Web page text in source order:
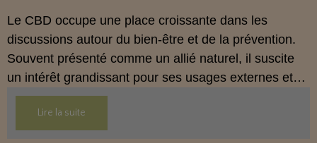
Le CBD occupe une place croissante dans les
discussions autour du bien‑être et de la prévention.
Souvent présenté comme un allié naturel, il suscite
un intérêt grandissant pour ses usages externes et
son interaction avec le système endocannabinoïde.
Cet article propose une mise au point claire, moderne
et conforme à la réglementation française de 2026.
Lire la suite